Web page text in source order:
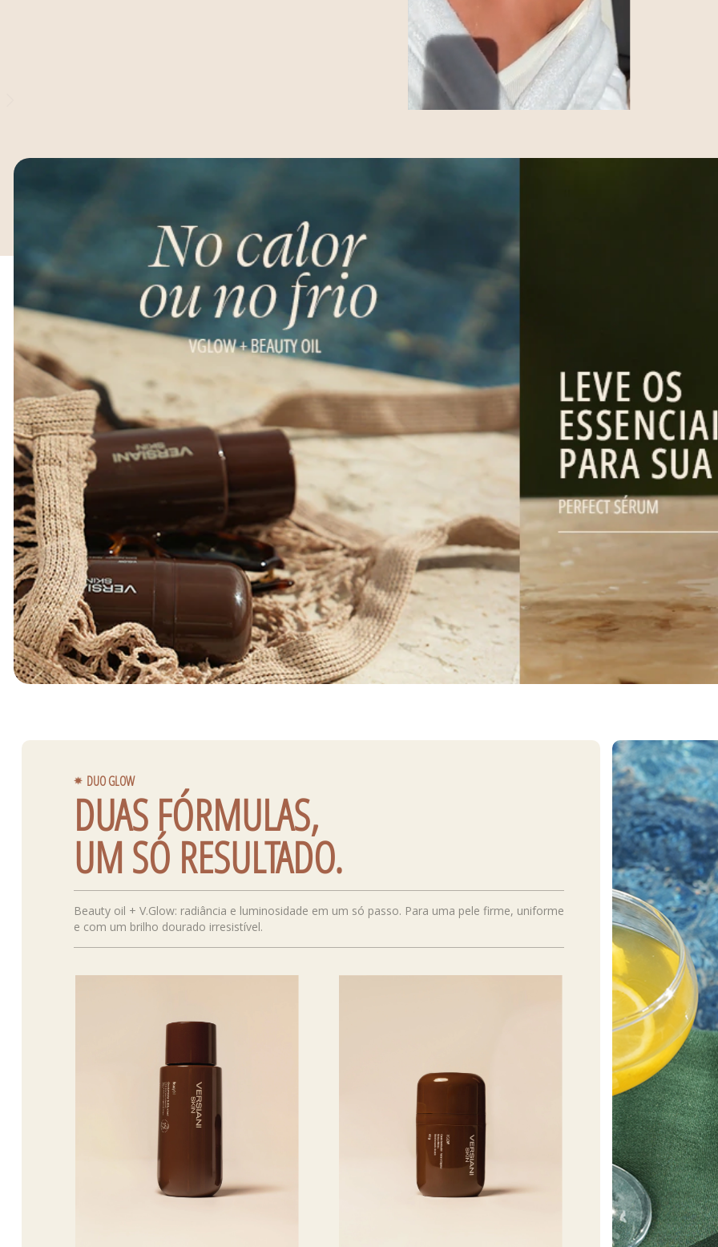
DUO GLOW
DUAS FÓRMULAS,
UM SÓ RESULTADO.
Beauty oil + V.Glow: radiância e luminosidade em um só passo. Para uma pele firme, uniforme
e com um brilho dourado irresistível.​